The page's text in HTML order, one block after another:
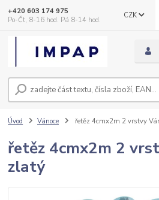
CZK
+420 603 174 975
Po-Čt, 8-16 hod. Pá 8-14 hod.
Úvod Vánoce řetěz 4cmx2m 2 vrstvy
řetěz 4cmx2m 2
zlatý